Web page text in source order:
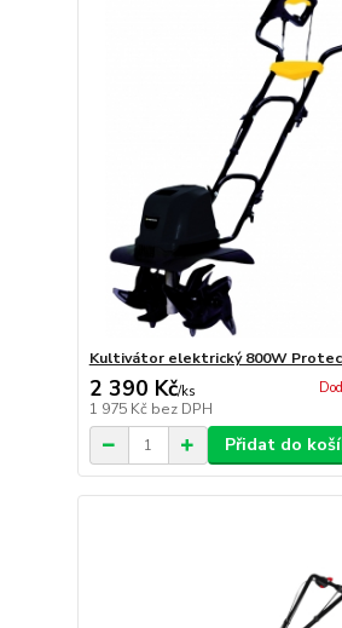
Kultivátor elektrický 800W
2 390 Kč/ks
1 975 Kč bez DPH
Přidat do